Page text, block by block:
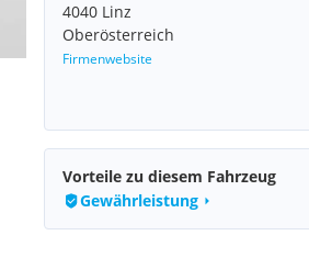
4040 Linz
Oberösterreich
Firmenwebsite
Vorteile zu diesem Fahrzeug
Gewährleistung